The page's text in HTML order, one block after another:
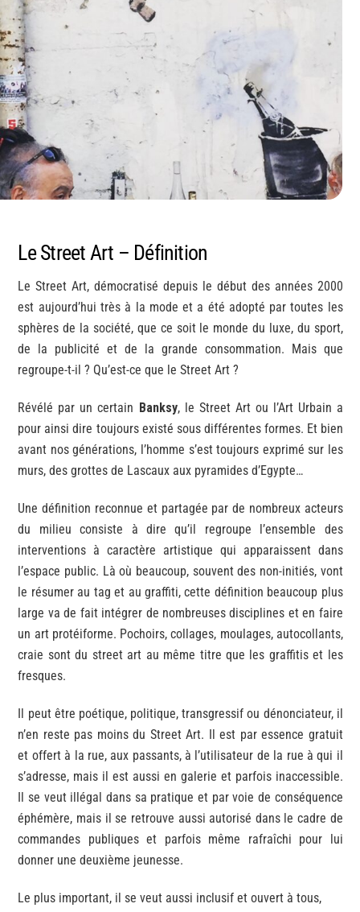
Le Street Art – Définition
Le Street Art, démocratisé depuis le début des années 2000
est aujourd’hui très à la mode et a été adopté par toutes les
sphères de la société, que ce soit le monde du luxe, du sport,
de la publicité et de la grande consommation. Mais que
regroupe-t-il ? Qu’est-ce que le Street Art ?
Révélé par un certain Banksy, le Street Art ou l’Art Urbain a
pour ainsi dire toujours existé sous différentes formes. Et bien
avant nos générations, l’homme s’est toujours exprimé sur les
murs, des grottes de Lascaux aux pyramides d’Egypte…
Une définition reconnue et partagée par de nombreux acteurs
du milieu consiste à dire qu’il regroupe l’ensemble des
interventions à caractère artistique qui apparaissent dans
l’espace public. Là où beaucoup, souvent des non-initiés, vont
le résumer au tag et au graffiti, cette définition beaucoup plus
large va de fait intégrer de nombreuses disciplines et en faire
un art protéiforme. Pochoirs, collages, moulages, autocollants,
craie sont du street art au même titre que les graffitis et les
fresques.
Il peut être poétique, politique, transgressif ou dénonciateur, il
n’en reste pas moins du Street Art. Il est par essence gratuit
et offert à la rue, aux passants, à l’utilisateur de la rue à qui il
s’adresse, mais il est aussi en galerie et parfois inaccessible.
Il se veut illégal dans sa pratique et par voie de conséquence
éphémère, mais il se retrouve aussi autorisé dans le cadre de
commandes publiques et parfois même rafraîchi pour lui
donner une deuxième jeunesse.
Le plus important, il se veut aussi inclusif et ouvert à tous,